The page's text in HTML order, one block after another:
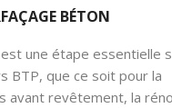
BÉTON
une étape essentielle
BTP, que ce soit pour la
avant revêtement, la